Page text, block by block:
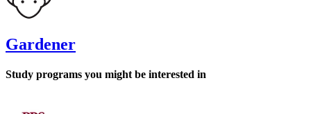
Gardener
Study programs you might be interested in